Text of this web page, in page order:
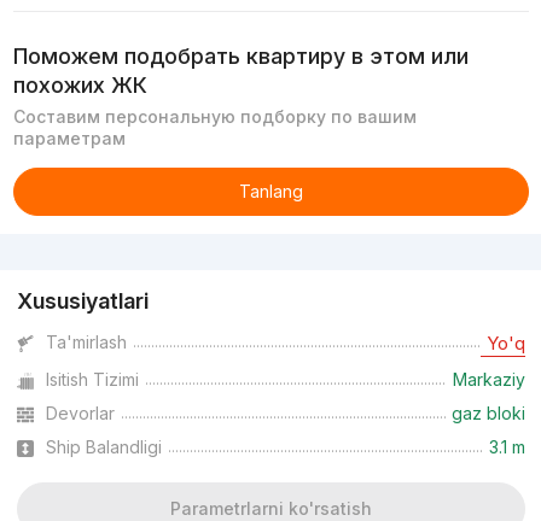
Поможем подобрать квартиру в этом или
похожих ЖК
Составим персональную подборку по вашим
параметрам
Tanlang
Xususiyatlari
Ta'mirlash Yo'q
Isitish Tizimi
Markaziy
Devorlar
gaz bloki
Ship Balandligi
3.1 m
Parametrlarni ko'rsatish